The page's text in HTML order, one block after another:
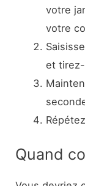
votre
votre
et
Quand